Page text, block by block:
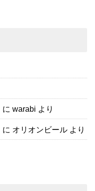
にwarabi より
に オリオンビール より